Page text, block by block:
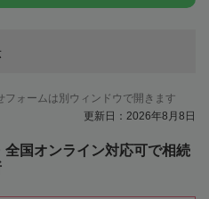
ォームは別ウィンドウで開きます
更新日：2026年8月8日
国オンライン対応可で相続